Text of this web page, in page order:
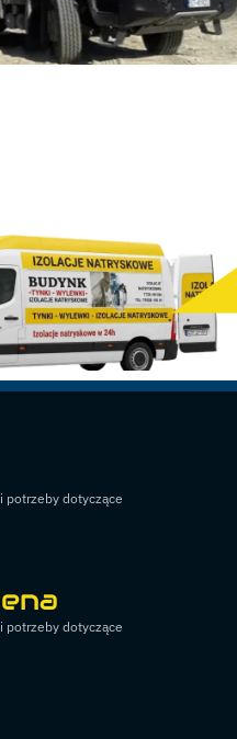
potrzeby dotyczące
potrzeby dotyczące